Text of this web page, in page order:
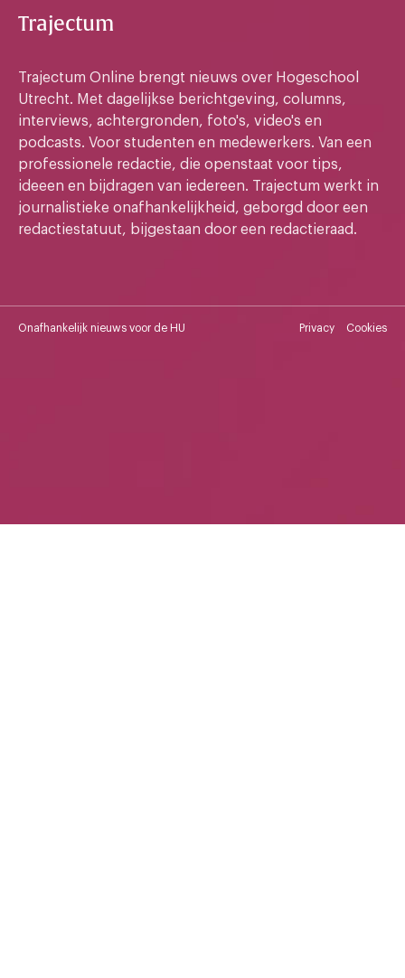
Trajectum
Trajectum Online brengt nieuws over Hogeschool
Utrecht. Met dagelijkse berichtgeving, columns,
interviews, achtergronden, foto's, video's en
podcasts. Voor studenten en medewerkers. Van een
professionele redactie, die openstaat voor tips,
ideeen en bijdragen van iedereen. Trajectum werkt in
journalistieke onafhankelijkheid, geborgd door een
redactiestatuut, bijgestaan door een redactieraad.
Onafhankelijk nieuws voor de HU Privacy Cookies